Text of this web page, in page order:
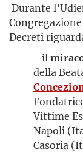
Durante
Decreti
- il
della
Vittime
Napoli
Casoria